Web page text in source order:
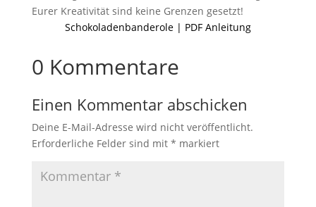
Eurer Kreativität sind keine Grenzen gesetzt!
Schokoladenbanderole | PDF Anleitung
0 Kommentare
Einen Kommentar abschicken
Deine E-Mail-Adresse wird nicht veröffentlicht.
Erforderliche Felder sind mit * markiert